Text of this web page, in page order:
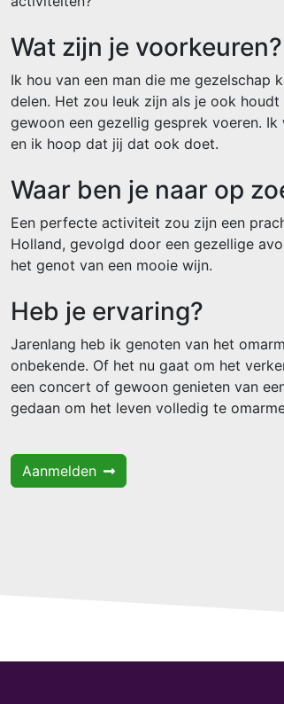
Wat zijn je voorkeuren?
Ik hou van een man die me gezelschap
delen. Het zou leuk zijn als je ook
gewoon een gezellig gesprek voeren.
en ik hoop dat jij dat ook doet.
Waar ben je naar op
Een perfecte activiteit zou zijn een
Holland, gevolgd door een gezellige
het genot van een mooie wijn.
Heb je ervaring?
Jarenlang heb ik genoten van het
onbekende. Of het nu gaat om het
een concert of gewoon genieten van
gedaan om het leven volledig te
Aanmelden